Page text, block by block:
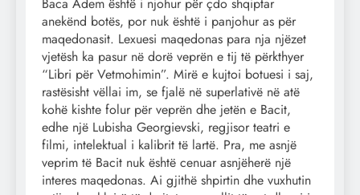
anekënd botës, por nuk është i panjohur as për
maqedonasit. Lexuesi maqedonas para nja njëzet
vjetësh ka pasur në dorë veprën e tij të përkthyer
“Libri për Vetmohimin”. Mirë e kujtoi botuesi i saj,
rastësisht vëllai im, se fjalë në superlativë në atë
kohë kishte folur për veprën dhe jetën e Bacit,
edhe një Lubisha Georgievski, regjisor teatri e
filmi, intelektual i kalibrit të lartë. Pra, me asnjë
veprim të Bacit nuk është cenuar asnjëherë një
interes maqedonas. Ai gjithë shpirtin dhe vuxhutin